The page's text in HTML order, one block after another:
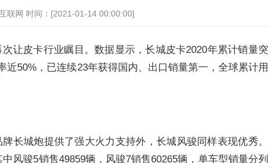
联网 时间：[2021-01-14 00:00:00]
让皮卡行业瞩目。数据显示，长城皮卡2020年累计销量突
近50%，已连续23年获得国内、出口销量第一，全球累计用
长城炮提供了强大火力支持外，长城风骏同样表现优秀。
风骏5销售49859辆，风骏7销售60265辆，单车型销量分列